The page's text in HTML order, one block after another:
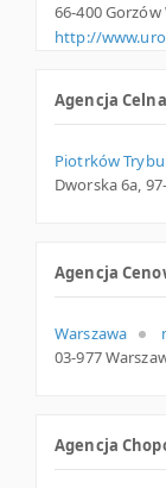
http://
Agencja
Piotrków
Agencja
Warszawa
Agencja